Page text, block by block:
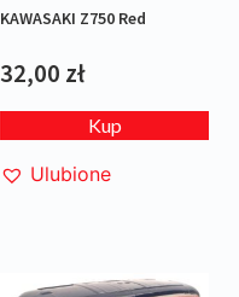
KAWASAKI Z750 Red
32,00 zł
Kup
Ulubione